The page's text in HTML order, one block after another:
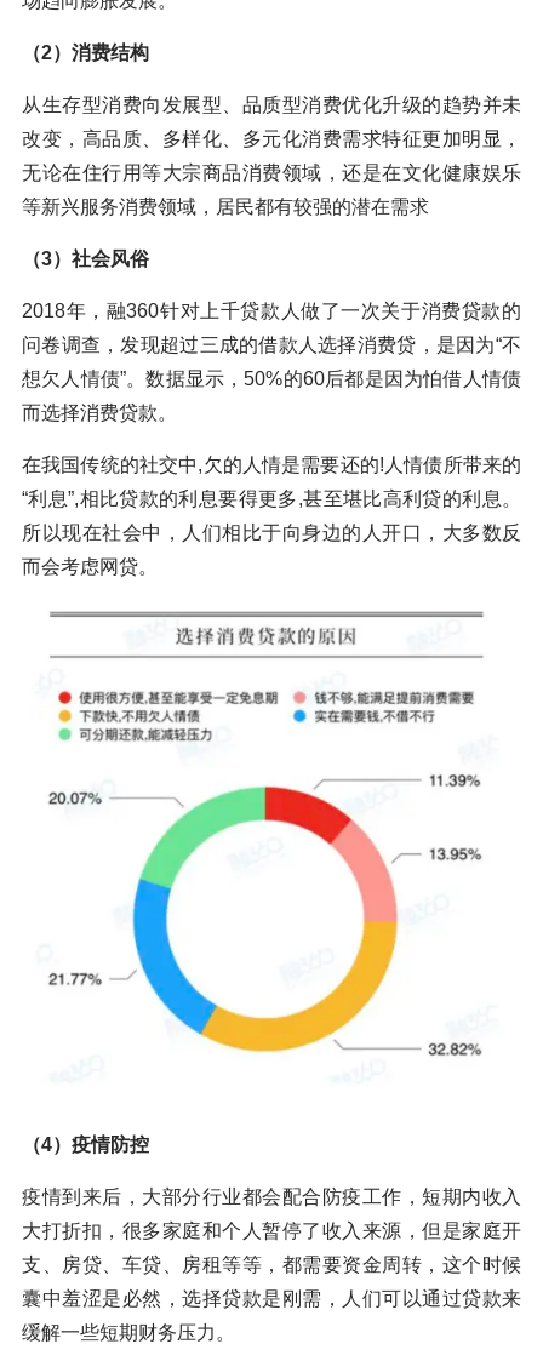
（2）消费结构
从生存型消费向发展型、品质型消费优化升级的趋势并未
改变，高品质、多样化、多元化消费需求特征更加明显，
无论在住行用等大宗商品消费领域，还是在文化健康娱乐
等新兴服务消费领域，居民都有较强的潜在需求
（3）社会风俗
2018年，融360针对上千贷款人做了一次关于消费贷款的
问卷调查，发现超过三成的借款人选择消费贷，是因为“不
想欠人情债”。数据显示，50%的60后都是因为怕借人情债
而选择消费贷款。
在我国传统的社交中,欠的人情是需要还的!人情债所带来的
“利息”,相比贷款的利息要得更多,甚至堪比高利贷的利息。
所以现在社会中，人们相比于向身边的人开口，大多数反
而会考虑网贷。
（4）疫情防控
疫情到来后，大部分行业都会配合防疫工作，短期内收入
大打折扣，很多家庭和个人暂停了收入来源，但是家庭开
支、房贷、车贷、房租等等，都需要资金周转，这个时候
囊中羞涩是必然，选择贷款是刚需，人们可以通过贷款来
缓解一些短期财务压力。